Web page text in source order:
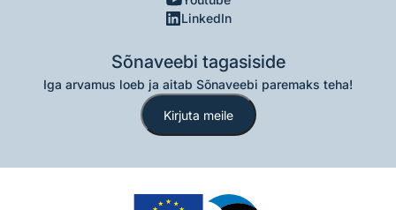
LinkedIn
Sõnaveebi tagasiside
Iga arvamus loeb ja aitab Sõnaveebi paremaks teha!
Kirjuta meile